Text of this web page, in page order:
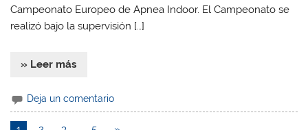
Campeonato Europeo de Apnea Indoor. El Campeonato se
realizó bajo la supervisión […]
» Leer más
Deja un comentario